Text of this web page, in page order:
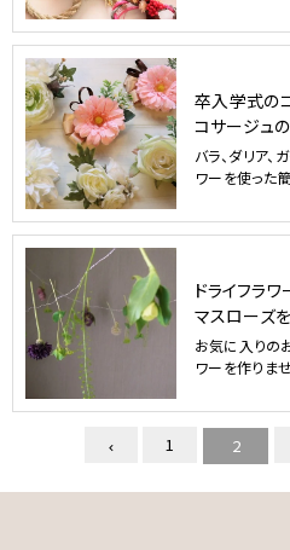
卒入学式の
コサージュ
バラ、ダリア
ワーを使った
ドライフラ
マスローズ
お気に入りの
ワーを作りま
1 2